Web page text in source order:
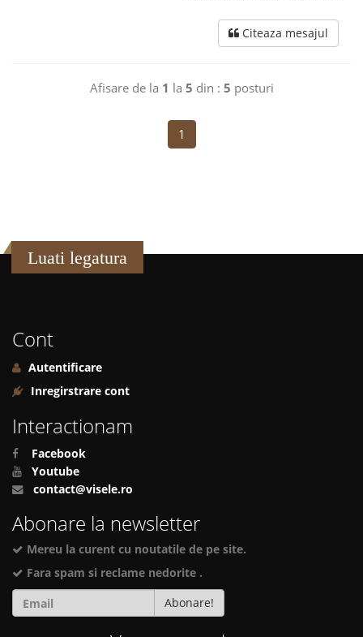
Citeaza mesajul
Afisare de la 1 la 5 din : 5 posturi
1
Luati legatura
Cont
Autentificare
Inregirstrare cont
Interactionam
Facebook
Youtube
contact@visele.ro
Abonare la newsletter
Mereu la curent cu noutatile de pe site.
Fara spam si reclame nedorite .
Abonare!